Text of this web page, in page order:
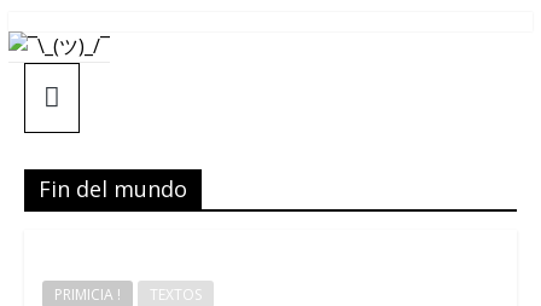
Saltar
al
contenido
¯\_(ツ)_/
¯
Fin del mundo
PRIMICIA ! TEXTOS